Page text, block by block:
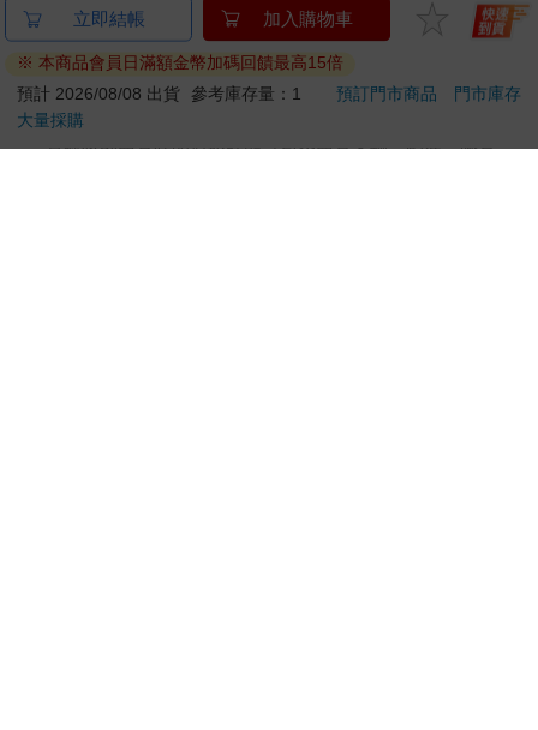
已拆封之個人衛生用品。（如：內衣褲、刮鬍刀、除毛
刀…等）
若非上列種類商品，均享有到貨7天的猶豫期（含例假
日）。
辦理退換貨時，商品（組合商品恕無法接受單獨退貨）必須
是您收到商品時的原始狀態（包含商品本體、配件、贈品、